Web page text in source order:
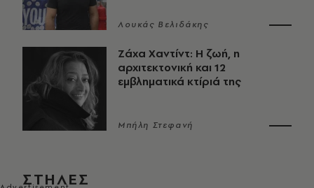
Λουκάς Βελιδάκης
Ζάχα Χαντίντ: Η ζωή, η
αρχιτεκτονική και 12
εμβληματικά κτίριά της
Μπήλη Στεφανή
ΣΤΗΛΕΣ